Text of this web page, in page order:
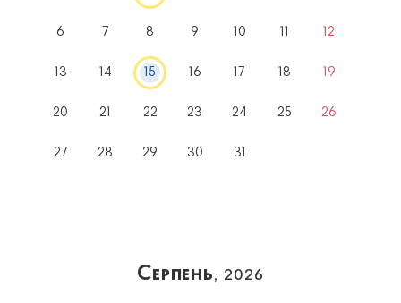
6 7 8 9 10 12
13 14 15 16 17 18 19
20 21 22 23 24 25 26
27 28 29 30 31
Серпень, 2026